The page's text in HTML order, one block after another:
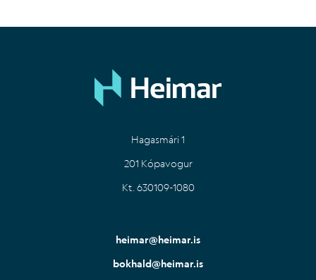
Hagasmári 1
201 Kópavogur
Kt. 630109-1080
heimar@heimar.is
bokhald@heimar.is